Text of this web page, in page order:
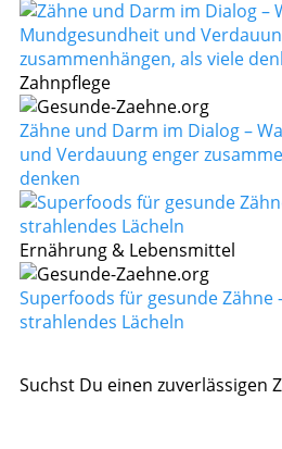
Zahnpflege
Zähne und Darm im Dialog –
und Verdauung enger
denken
Ernährung & Lebensmittel
Superfoods für gesunde Zähne
strahlendes Lächeln
Suchst Du einen zuverlässigen